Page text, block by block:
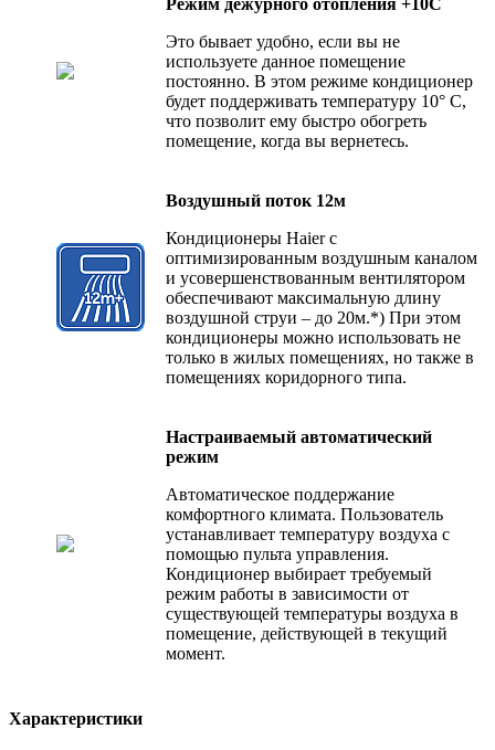
Режим дежурного отопления +10С
Это бывает удобно, если вы не
используете данное помещение
постоянно. В этом режиме кондиционер
будет поддерживать температуру 10° С,
что позволит ему быстро обогреть
помещение, когда вы вернетесь.
Воздушный поток 12м
Кондиционеры Haier с
оптимизированным воздушным каналом
и усовершенствованным вентилятором
обеспечивают максимальную длину
воздушной струи – до 20м.*) При этом
кондиционеры можно использовать не
только в жилых помещениях, но также в
помещениях коридорного типа.
Настраиваемый автоматический
режим
Автоматическое поддержание
комфортного климата. Пользователь
устанавливает температуру воздуха с
помощью пульта управления.
Кондиционер выбирает требуемый
режим работы в зависимости от
существующей температуры воздуха в
помещение, действующей в текущий
момент.
Характеристики